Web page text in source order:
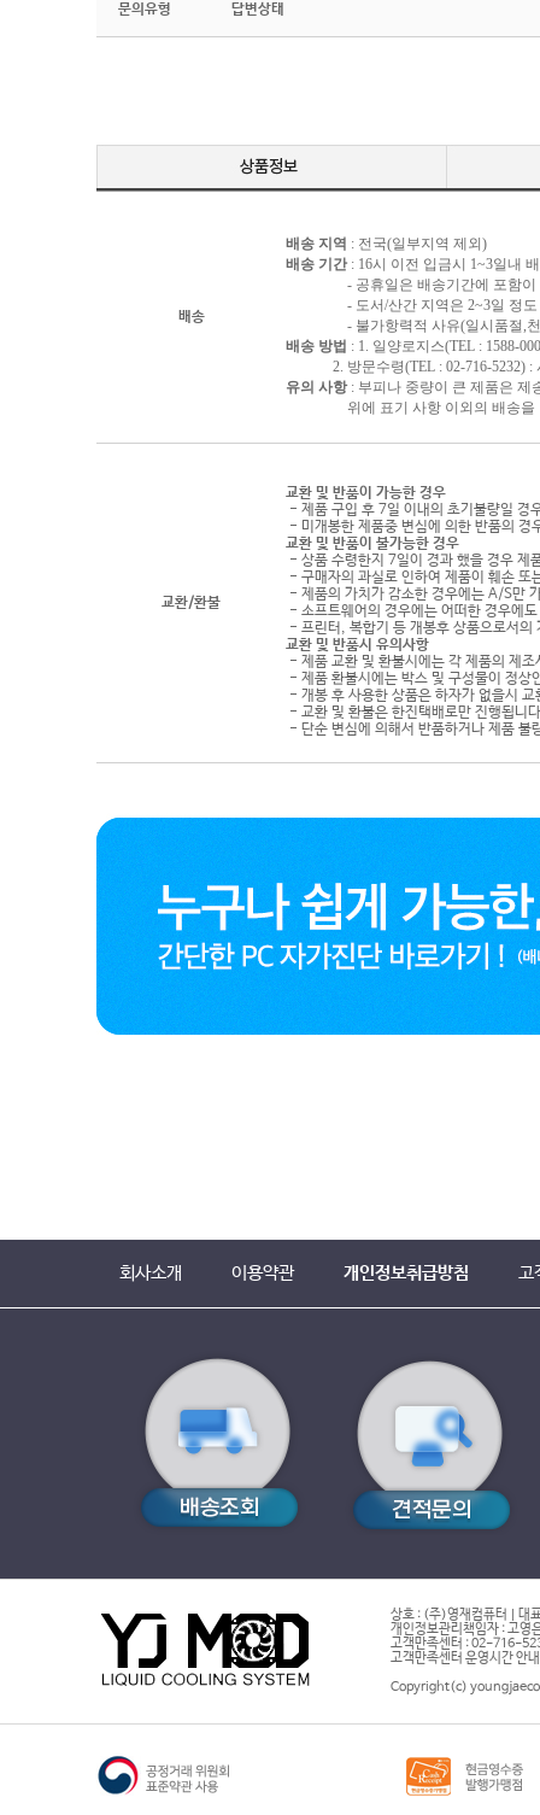
문의유형 답변상태
배송
배송 지역 : 전국(일부지역 제외)
배송 기간 : 16시 이전 입금시 1~3일내
- 공휴일은 배송기간에 포함이
- 도서/산간 지역은 2~3일 정도
- 불가항력적 사유(일시품절,천재
배송 방법 : 1. 일양로지스(TEL : 1588-
2. 방문수령(TEL : 02-716-5232) :
유의 사항: 부피나 중량이 큰 제품은 제
위에 표기 사항 이외의 배송을 원
교환/환불
교환 및 반품이 가능한 경우
- 제품 구입 후 7일 이내의 초기불량일 경
- 미개봉한 제품중 변심에 의한 반품의 경
교환 및 반품이 불가능한 경우
- 상품 수령한지 7일이 경과 했을 경우 제
- 구매자의 과실로 인하여 제품이 훼손 또
- 제품의 가치가 감소한 경우에는 A/S만
- 소프트웨어의 경우에는 어떠한 경우에
- 프린터, 복합기 등 개봉후 상품으로서의
교환 및 반품시 유의사항
- 제품 교환 및 환불시에는 각 제품의 제
- 제품 환불시에는 박스 및 구성물이 정상
- 개봉 후 사용한 상품은 하자가 없을시
- 교환 및 환불은 한진택배로만 진행됩니
- 단순 변심에 의해서 반품하거나 제품
회사소개 이용약관 개인정보취급방침 고
상호 : (주)영재컴퓨터 | 대
개인정보관리책임자 : 고영
고객만족센터 : 02-716-
고객만족센터 운영시간 안
Copyright(c)